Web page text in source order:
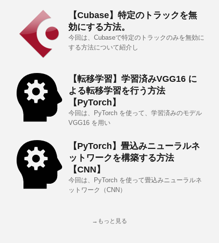
【Cubase】特定のトラックを無
効にする方法。
今回は、Cubaseで特定のトラックのみを無効に
する方法について紹介し
【転移学習】学習済みVGG16 に
よる転移学習を行う方法
【PyTorch】
今回は、PyTorch を使って、学習済みのモデル
VGG16 を用い
【PyTorch】畳込みニューラルネ
ットワークを構築する方法
【CNN】
今回は、PyTorch を使って畳込みニューラルネ
ットワーク（CNN）
→もっと見る